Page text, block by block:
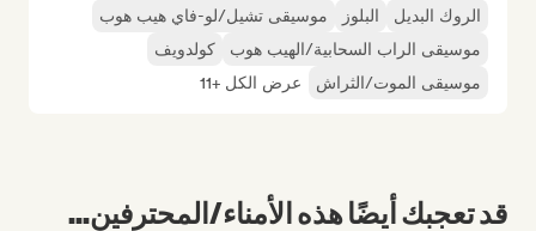
الروك البديل البلوز
موسيقى تشيل/لو-فاي هيب هوب
موسيقى الراب السحابية/الهيب هوب
كولدويف
موسيقى الموت/الثراش
عرض الكل +11
قد تعجبك أيضًا هذه الأمناء/المحترفين...